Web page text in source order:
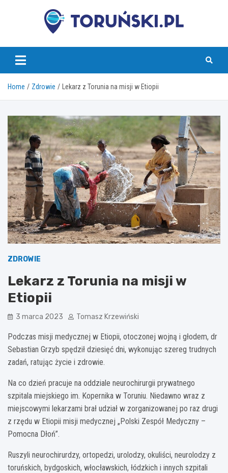
torunski.pl
Home Zdrowie Lekarz z Torunia na misji w Etiopii
ZDROWIE
Lekarz z Torunia na misji w
Etiopii
3 marca 2023 Tomasz Krzewiński
Podczas misji medycznej w Etiopii, otoczonej wojną i głodem, dr
Sebastian Grzyb spędził dziesięć dni, wykonując szereg trudnych
zadań, ratując życie i zdrowie.
Na co dzień pracuje na oddziale neurochirurgii prywatnego
szpitala miejskiego im. Kopernika w Toruniu. Niedawno wraz z
miejscowymi lekarzami brał udział w zorganizowanej po raz drugi
z rzędu w Etiopii misji medycznej „Polski Zespół Medyczny –
Pomocna Dłoń”.
Ruszyli neurochirurdzy, ortopedzi, urolodzy, okuliści, neurolodzy z
toruńskich, bydgoskich, włocławskich, łódzkich i innych szpitali